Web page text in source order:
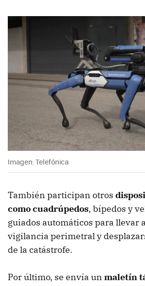
Imagen: Telefónica
También participan otros
comocuadrúpedos, bípedos y
guiados automáticos para llevar
vigilancia perimetral y
de la catástrofe.
Por último, se envía un maletín